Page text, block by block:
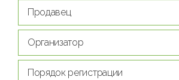
Продавец
Организатор
Порядок регистрации